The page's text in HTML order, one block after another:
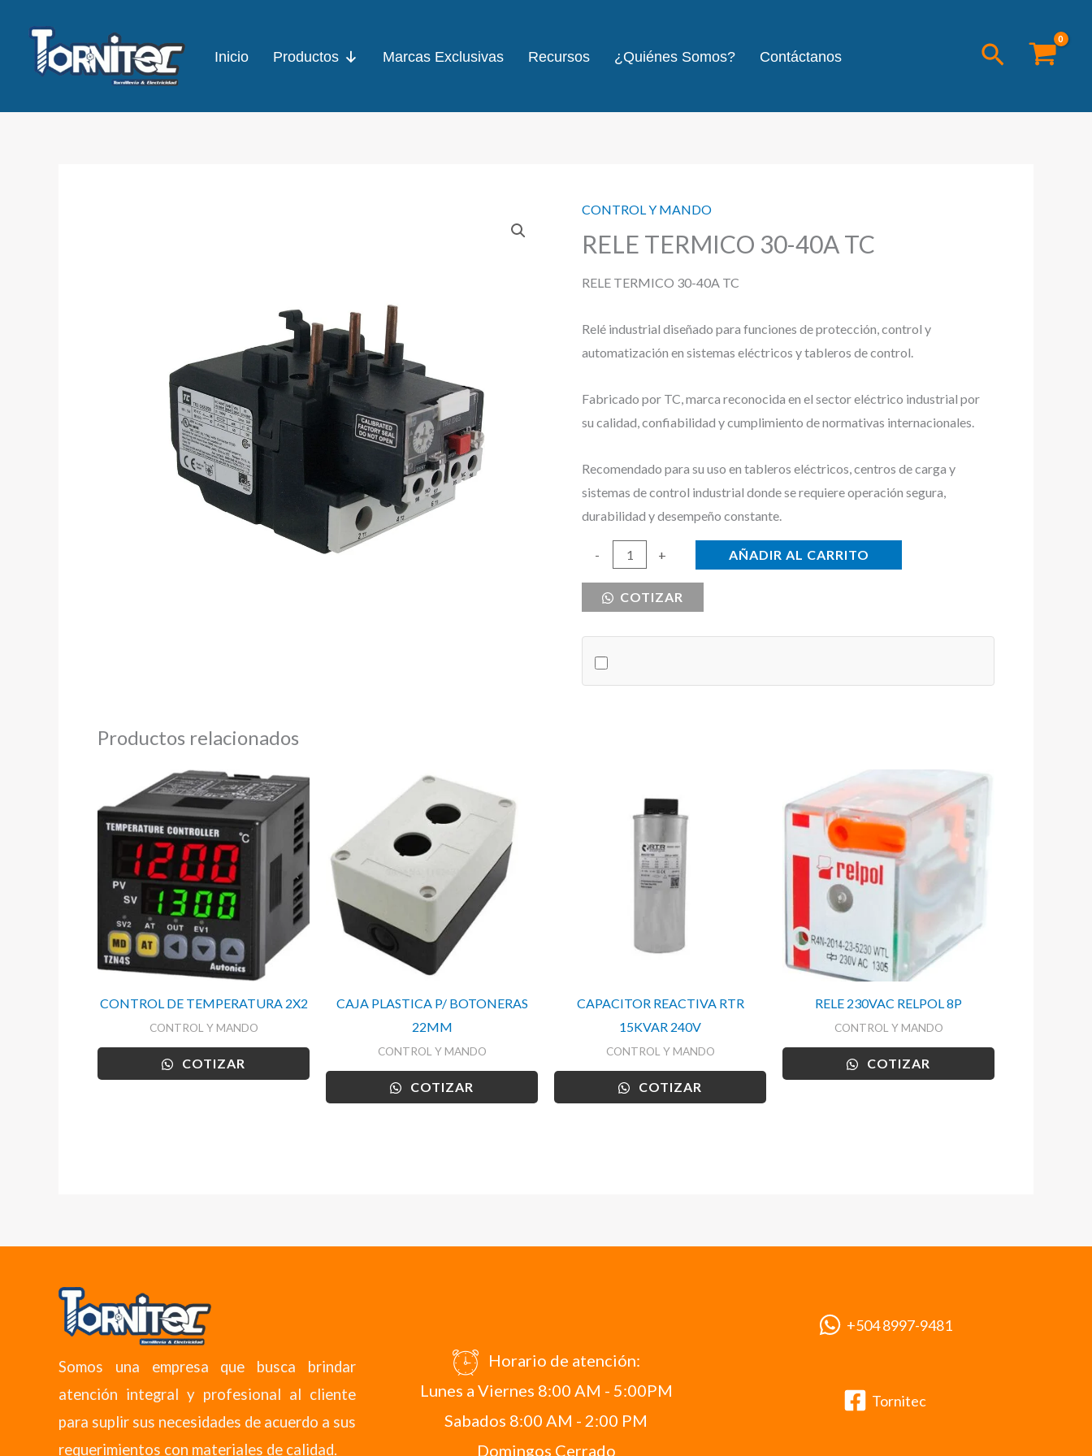
contenido
Inicio Productos Marcas Exclusivas Recursos ¿Quiénes Somos? Contáctanos Buscar
CONTROL Y MANDO
RELE TERMICO 30-40A TC
RELE TERMICO 30-40A TC
Relé industrial diseñado para funciones de protección, control y
automatización en sistemas eléctricos y tableros de control.
Fabricado por TC, marca reconocida en el sector eléctrico industrial por
su calidad, confiabilidad y cumplimiento de normativas internacionales.
Recomendado para su uso en tableros eléctricos, centros de carga y
sistemas de control industrial donde se requiere operación segura,
durabilidad y desempeño constante.
-
cantidad
+ AÑADIR AL CARRITO
COTIZAR
Productos relacionados
CONTROL DE TEMPERATURA 2X2
CONTROL Y MANDO
COTIZAR
CAJA PLASTICA P/ BOTONERAS
22MM
CONTROL Y MANDO
COTIZAR
CAPACITOR REACTIVA RTR
15KVAR 240V
CONTROL Y MANDO
COTIZAR
RELE 230VAC RELPOL 8P
CONTROL Y MANDO
COTIZAR
Somos una empresa que busca brindar
atención integral y profesional al cliente
para suplir sus necesidades de acuerdo a sus
requerimientos con materiales de calidad.
Horario de atención:
Lunes a Viernes 8:00 AM - 5:00PM
Sabados 8:00 AM - 2:00 PM
Domingos Cerrado
+504 8997-9481
Tornitec